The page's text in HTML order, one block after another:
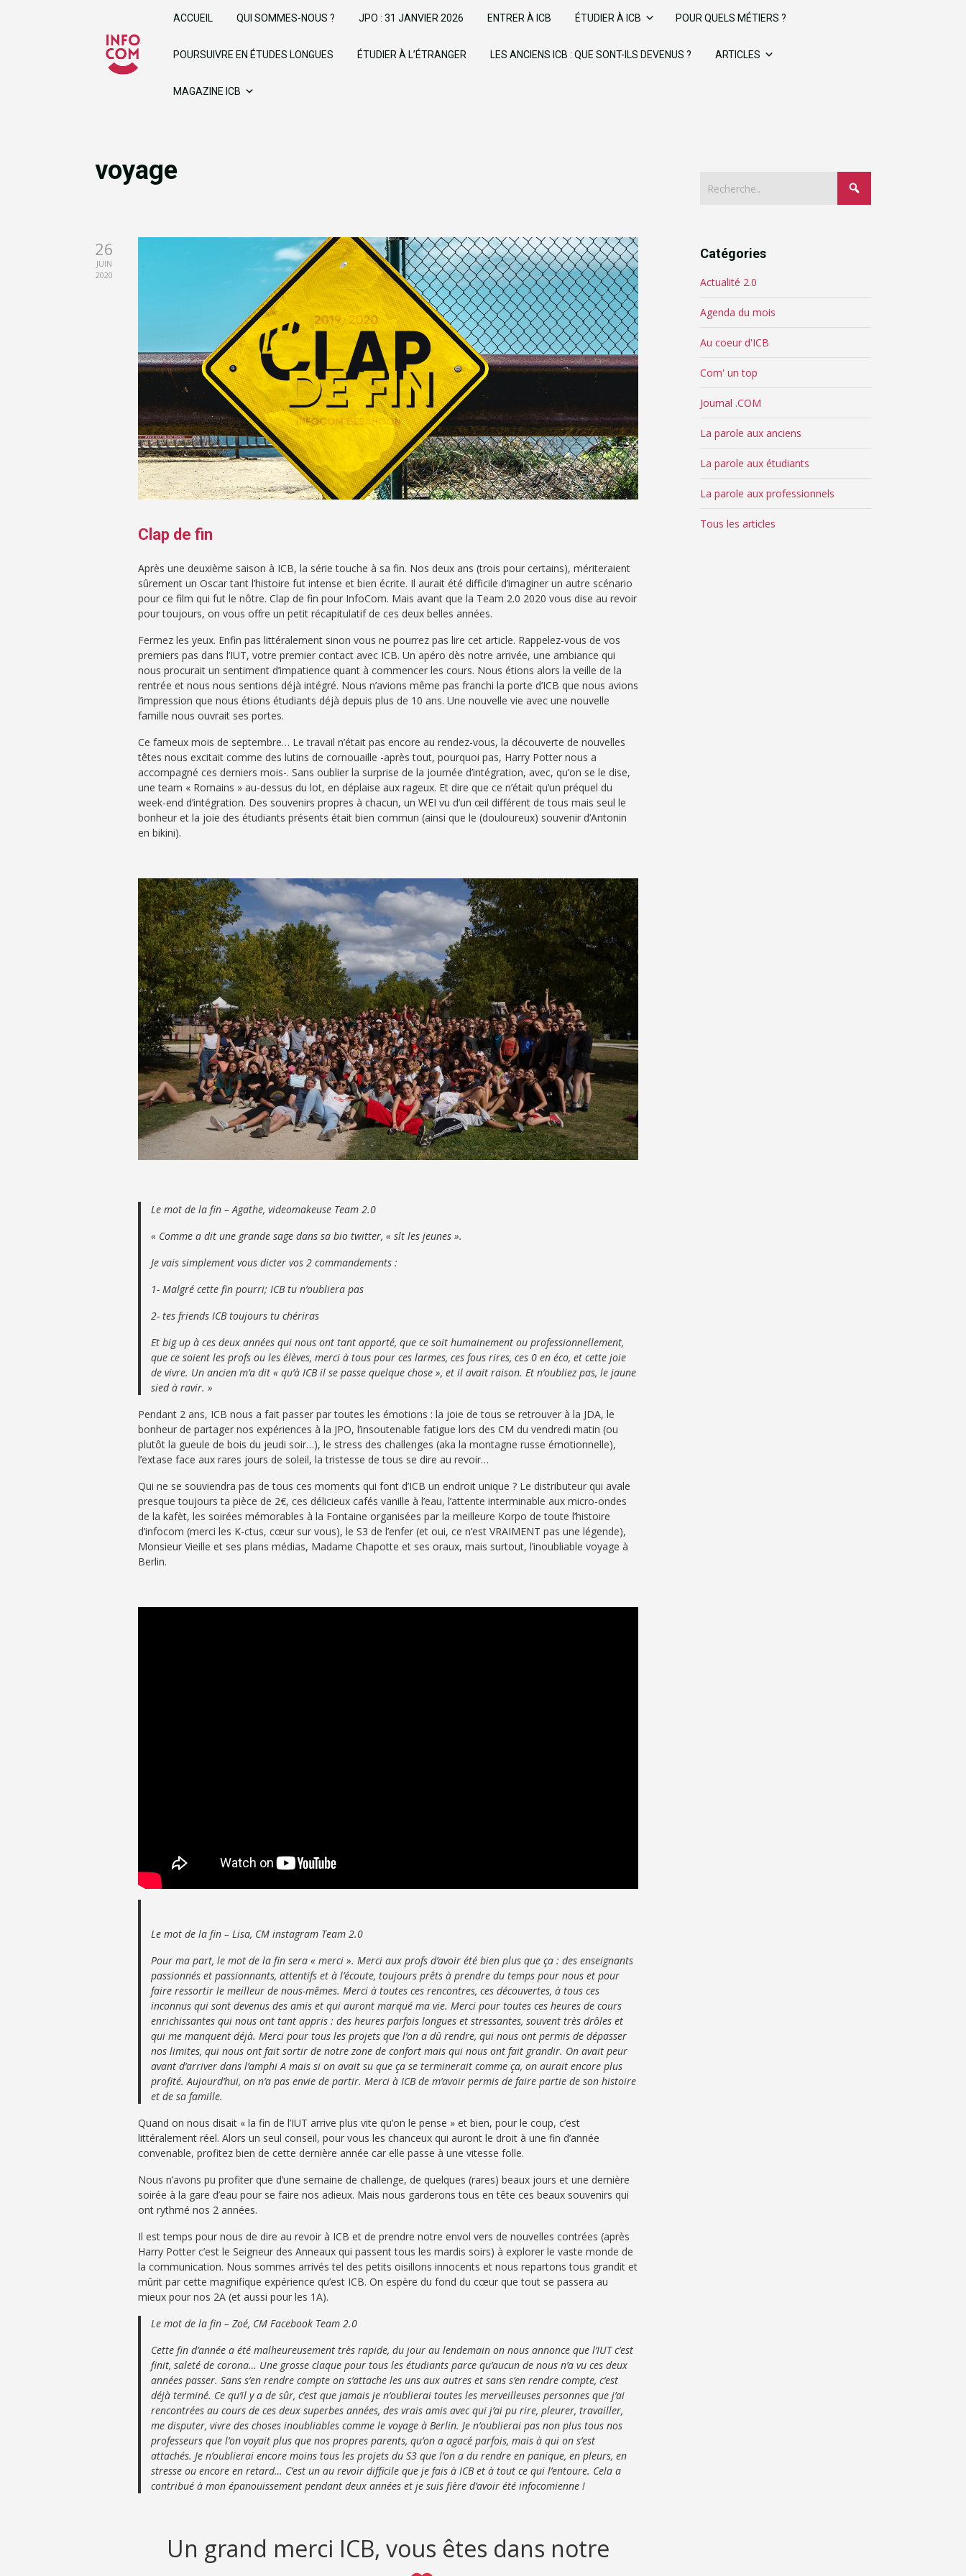
ACCUEIL QUI SOMMES-NOUS ? JPO : 31 JANVIER 2026 ENTRER À ICB ÉTUDIER À ICB POUR QUELS MÉTIERS ?
POURSUIVRE EN ÉTUDES LONGUES ÉTUDIER À L’ÉTRANGER LES ANCIENS ICB : QUE SONT-ILS DEVENUS ? ARTICLES
MAGAZINE ICB
voyage
26
JUIN
2020
Clap de fin
Après une deuxième saison à ICB, la série touche à sa fin. Nos deux ans (trois pour certains), mériteraient
sûrement un Oscar tant l’histoire fut intense et bien écrite. Il aurait été difficile d’imaginer un autre scénario
pour ce film qui fut le nôtre. Clap de fin pour InfoCom. Mais avant que la Team 2.0 2020 vous dise au revoir
pour toujours, on vous offre un petit récapitulatif de ces deux belles années.
Fermez les yeux. Enfin pas littéralement sinon vous ne pourrez pas lire cet article. Rappelez-vous de vos
premiers pas dans l’IUT, votre premier contact avec ICB. Un apéro dès notre arrivée, une ambiance qui
nous procurait un sentiment d’impatience quant à commencer les cours. Nous étions alors la veille de la
rentrée et nous nous sentions déjà intégré. Nous n’avions même pas franchi la porte d’ICB que nous avions
l’impression que nous étions étudiants déjà depuis plus de 10 ans. Une nouvelle vie avec une nouvelle
famille nous ouvrait ses portes.
Ce fameux mois de septembre… Le travail n’était pas encore au rendez-vous, la découverte de nouvelles
têtes nous excitait comme des lutins de cornouaille -après tout, pourquoi pas, Harry Potter nous a
accompagné ces derniers mois-. Sans oublier la surprise de la journée d’intégration, avec, qu’on se le dise,
une team « Romains » au-dessus du lot, en déplaise aux rageux. Et dire que ce n’était qu’un préquel du
week-end d’intégration. Des souvenirs propres à chacun, un WEI vu d’un œil différent de tous mais seul le
bonheur et la joie des étudiants présents était bien commun (ainsi que le (douloureux) souvenir d’Antonin
en bikini).
Le mot de la fin – Agathe, videomakeuse Team 2.0
« Comme a dit une grande sage dans sa bio twitter, « slt les jeunes ».
Je vais simplement vous dicter vos 2 commandements :
1- Malgré cette fin pourri; ICB tu n’oubliera pas
2- tes friends ICB toujours tu chériras
Et big up à ces deux années qui nous ont tant apporté, que ce soit humainement ou professionnellement,
que ce soient les profs ou les élèves, merci à tous pour ces larmes, ces fous rires, ces 0 en éco, et cette joie
de vivre. Un ancien m’a dit « qu’à ICB il se passe quelque chose », et il avait raison. Et n’oubliez pas, le jaune
sied à ravir. »
Pendant 2 ans, ICB nous a fait passer par toutes les émotions : la joie de tous se retrouver à la JDA, le
bonheur de partager nos expériences à la JPO, l’insoutenable fatigue lors des CM du vendredi matin (ou
plutôt la gueule de bois du jeudi soir…), le stress des challenges (aka la montagne russe émotionnelle),
l’extase face aux rares jours de soleil, la tristesse de tous se dire au revoir…
Qui ne se souviendra pas de tous ces moments qui font d’ICB un endroit unique ? Le distributeur qui avale
presque toujours ta pièce de 2€, ces délicieux cafés vanille à l’eau, l’attente interminable aux micro-ondes
de la kafèt, les soirées mémorables à la Fontaine organisées par la meilleure Korpo de toute l’histoire
d’infocom (merci les K-ctus, cœur sur vous), le S3 de l’enfer (et oui, ce n’est VRAIMENT pas une légende),
Monsieur Vieille et ses plans médias, Madame Chapotte et ses oraux, mais surtout, l’inoubliable voyage à
Berlin.
Le mot de la fin – Lisa, CM instagram Team 2.0
Pour ma part, le mot de la fin sera « merci ». Merci aux profs d’avoir été bien plus que ça : des enseignants
passionnés et passionnants, attentifs et à l’écoute, toujours prêts à prendre du temps pour nous et pour
faire ressortir le meilleur de nous-mêmes. Merci à toutes ces rencontres, ces découvertes, à tous ces
inconnus qui sont devenus des amis et qui auront marqué ma vie. Merci pour toutes ces heures de cours
enrichissantes qui nous ont tant appris : des heures parfois longues et stressantes, souvent très drôles et
qui me manquent déjà. Merci pour tous les projets que l’on a dû rendre, qui nous ont permis de dépasser
nos limites, qui nous ont fait sortir de notre zone de confort mais qui nous ont fait grandir. On avait peur
avant d’arriver dans l’amphi A mais si on avait su que ça se terminerait comme ça, on aurait encore plus
profité. Aujourd’hui, on n’a pas envie de partir. Merci à ICB de m’avoir permis de faire partie de son histoire
et de sa famille.
Quand on nous disait « la fin de l’IUT arrive plus vite qu’on le pense » et bien, pour le coup, c’est
littéralement réel. Alors un seul conseil, pour vous les chanceux qui auront le droit à une fin d’année
convenable, profitez bien de cette dernière année car elle passe à une vitesse folle.
Nous n’avons pu profiter que d’une semaine de challenge, de quelques (rares) beaux jours et une dernière
soirée à la gare d’eau pour se faire nos adieux. Mais nous garderons tous en tête ces beaux souvenirs qui
ont rythmé nos 2 années.
Il est temps pour nous de dire au revoir à ICB et de prendre notre envol vers de nouvelles contrées (après
Harry Potter c’est le Seigneur des Anneaux qui passent tous les mardis soirs) à explorer le vaste monde de
la communication. Nous sommes arrivés tel des petits oisillons innocents et nous repartons tous grandit et
mûrit par cette magnifique expérience qu’est ICB. On espère du fond du cœur que tout se passera au
mieux pour nos 2A (et aussi pour les 1A).
Le mot de la fin – Zoé, CM Facebook Team 2.0
Cette fin d’année a été malheureusement très rapide, du jour au lendemain on nous annonce que l’IUT c’est
finit, saleté de corona… Une grosse claque pour tous les étudiants parce qu’aucun de nous n’a vu ces deux
années passer. Sans s’en rendre compte on s’attache les uns aux autres et sans s’en rendre compte, c’est
déjà terminé. Ce qu’il y a de sûr, c’est que jamais je n’oublierai toutes les merveilleuses personnes que j’ai
rencontrées au cours de ces deux superbes années, des vrais amis avec qui j’ai pu rire, pleurer, travailler,
me disputer, vivre des choses inoubliables comme le voyage à Berlin. Je n’oublierai pas non plus tous nos
professeurs que l’on voyait plus que nos propres parents, qu’on a agacé parfois, mais à qui on s’est
attachés. Je n’oublierai encore moins tous les projets du S3 que l’on a du rendre en panique, en pleurs, en
stresse ou encore en retard… C’est un au revoir difficile que je fais à ICB et à tout ce qui l’entoure. Cela a
contribué à mon épanouissement pendant deux années et je suis fière d’avoir été infocomienne !
Un grand merci ICB, vous êtes dans notre
Catégories
Actualité 2.0
Agenda du mois
Au coeur d'ICB
Com' un top
Journal .COM
La parole aux anciens
La parole aux étudiants
La parole aux professionnels
Tous les articles